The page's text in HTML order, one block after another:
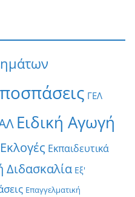
ΓΕΛ
Ειδική Αγωγή
Εκλογές Εκπαιδευτικά
Διδασκαλία Εξ'
Επαγγελματική